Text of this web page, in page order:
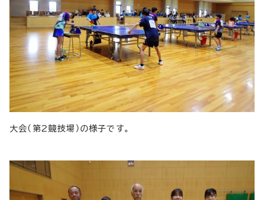
大会（第2競技場）の様子です。